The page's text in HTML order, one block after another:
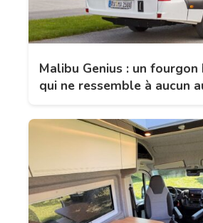
Malibu Genius : un fourgon
qui ne ressemble à aucun